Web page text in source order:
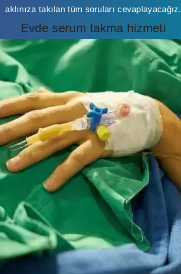
aklınıza takılan tüm soruları cevaplayacağız.
Evde serum takma hizmeti